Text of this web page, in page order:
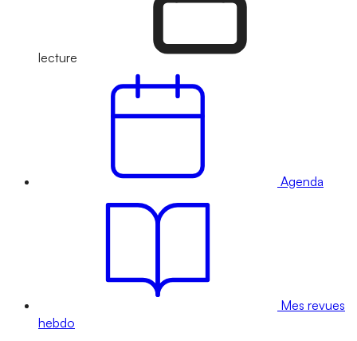
lecture
Agenda
Mes revues
hebdo